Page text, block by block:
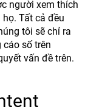
người xem thích
Tất cả đều
tôi sẽ chỉ ra
số trên
vấn đề trên.